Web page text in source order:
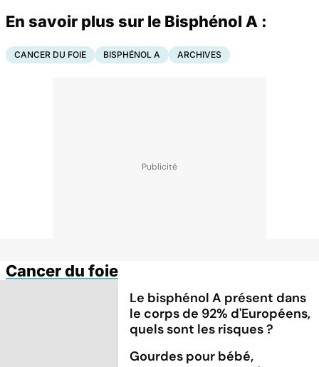
En savoir plus sur le Bisphénol A :
CANCER DU FOIE BISPHÉNOL A ARCHIVES
Cancer du foie
Le bisphénol A présent dans
le corps de 92% d'Européens,
quels sont les risques ?
Gourdes pour bébé,